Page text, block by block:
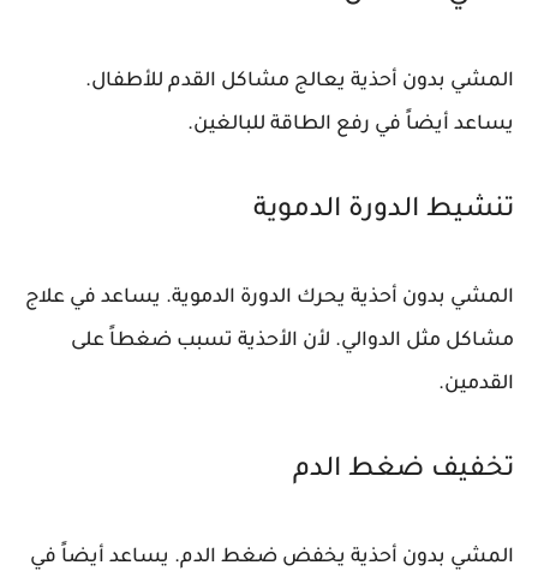
المشي بدون أحذية يعالج مشاكل القدم للأطفال.
يساعد أيضاً في رفع الطاقة للبالغين.
تنشيط الدورة الدموية
المشي بدون أحذية يحرك الدورة الدموية. يساعد في علاج
مشاكل مثل الدوالي. لأن الأحذية تسبب ضغطاً على
القدمين.
تخفيف ضغط الدم
المشي بدون أحذية يخفض ضغط الدم. يساعد أيضاً في